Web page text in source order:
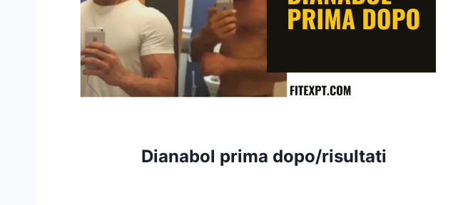
Dianabol prima dopo/risultati